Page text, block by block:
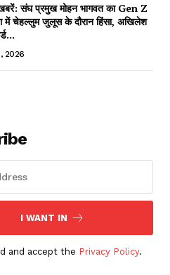
संघ प्रमुख मोहन भागवत का Gen Z
में चेहल्लुम जुलूस के दौरान हिंसा, अखिलेश
2026
I WANT IN
and accept the Privacy Policy.